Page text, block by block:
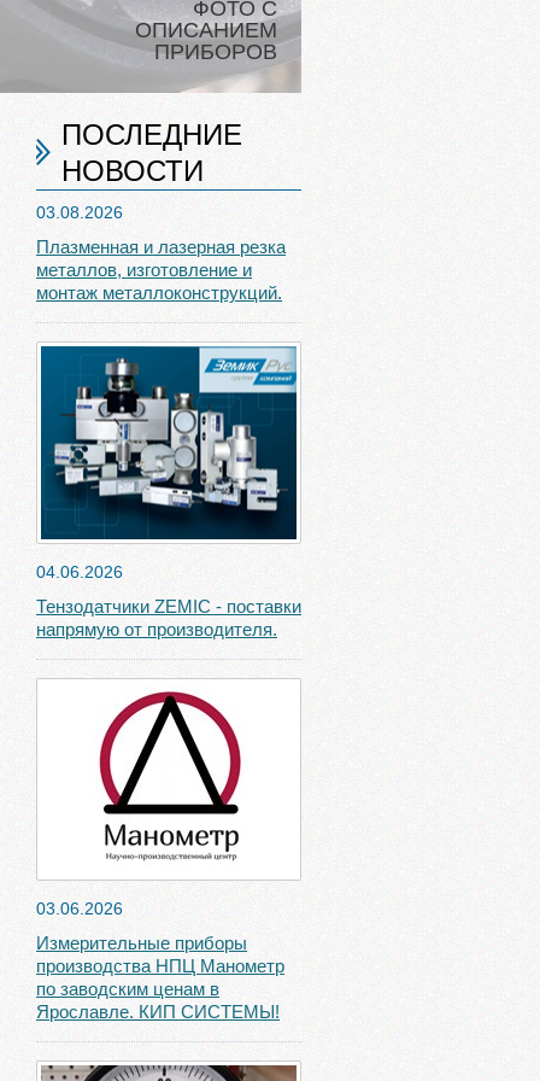
ФОТО С
ОПИСАНИЕМ
ПРИБОРОВ
ПОСЛЕДНИЕ
НОВОСТИ
03.08.2026
Плазменная и лазерная резка
металлов, изготовление и
монтаж металлоконструкций.
04.06.2026
Тензодатчики ZEMIC - поставки
напрямую от производителя.
03.06.2026
Измерительные приборы
производства НПЦ Манометр
по заводским ценам в
Ярославле. КИП СИСТЕМЫ!